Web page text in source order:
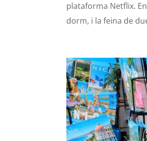
plataforma Netflix.
dorm, i la feina de